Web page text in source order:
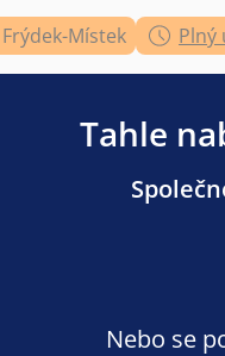
Frýdek-Místek Plný
Tahle
Nebo se